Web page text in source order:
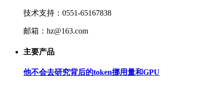
技术支持：0551-65167838
邮箱：hz@163.com
主要产品
他不会去研究背后的token挪用量和GPU